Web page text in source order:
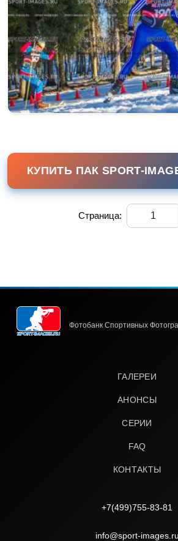
КУПИТЬ ПАК SPORT-
Страница:
Фотобанк Спортивных
ГАЛЕРЕИ
АНОНСЫ
СЕРИИ
FAQ
КОНТАКТЫ
+7(499)755-83-81
info@sport-images.ru